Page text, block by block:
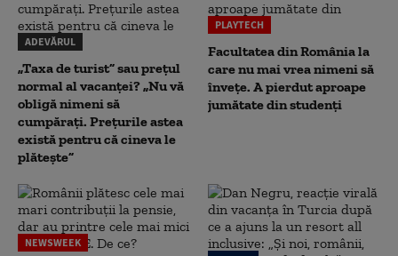
ADEVĂRUL
„Taxa de turist” sau prețul
normal al vacanței? „Nu vă
obligă nimeni să
cumpărați. Prețurile astea
există pentru că cineva le
plătește”
PLAYTECH
Facultatea din România la
care nu mai vrea nimeni să
înveţe. A pierdut aproape
jumătate din studenţi
NEWSWEEK